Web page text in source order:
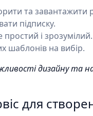
та завантажити
підписку.
і зрозумілий.
шаблонів на вибір.
дизайну
для